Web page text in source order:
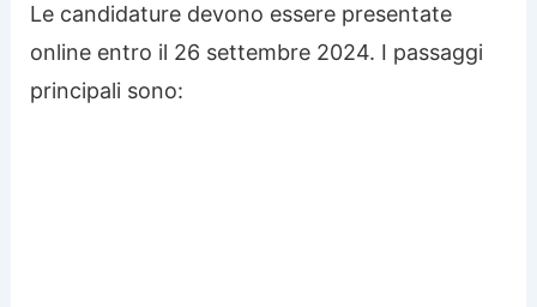
Le candidature devono essere presentate
online entro il 26 settembre 2024. I passaggi
principali sono: